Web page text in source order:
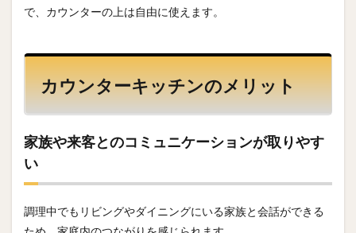
で、カウンターの上は自由に使えます。
カウンターキッチンのメリット
家族や来客とのコミュニケーションが取りやす
い
調理中でもリビングやダイニングにいる家族と会話ができる